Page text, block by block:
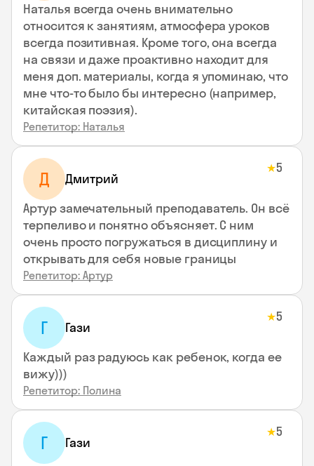
Наталья всегда очень внимательно
относится к занятиям, атмосфера уроков
всегда позитивная. Кроме того, она всегда
на связи и даже проактивно находит для
меня доп. материалы, когда я упоминаю, что
мне что-то было бы интересно (например,
китайская поэзия).
Репетитор: Наталья
Д Дмитрий
★5
Артур замечательный преподаватель. Он всё
терпеливо и понятно объясняет. С ним
очень просто погружаться в дисциплину и
открывать для себя новые границы
Репетитор: Артур
Г Гази
★5
Каждый раз радуюсь как ребенок, когда ее
вижу)))
Репетитор: Полина
Г Гази
★5